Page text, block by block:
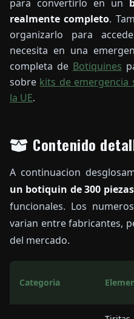
para convertirlo en un
realmente completo.
organizarlo para
necesita en una
completa de Botiquines
sobre kits de emergencia
la UE.
Contenido
A continuacion
un botiquin de 300 piezas
funcionales. Los
varian entre fabricantes,
del mercado.
Categoria